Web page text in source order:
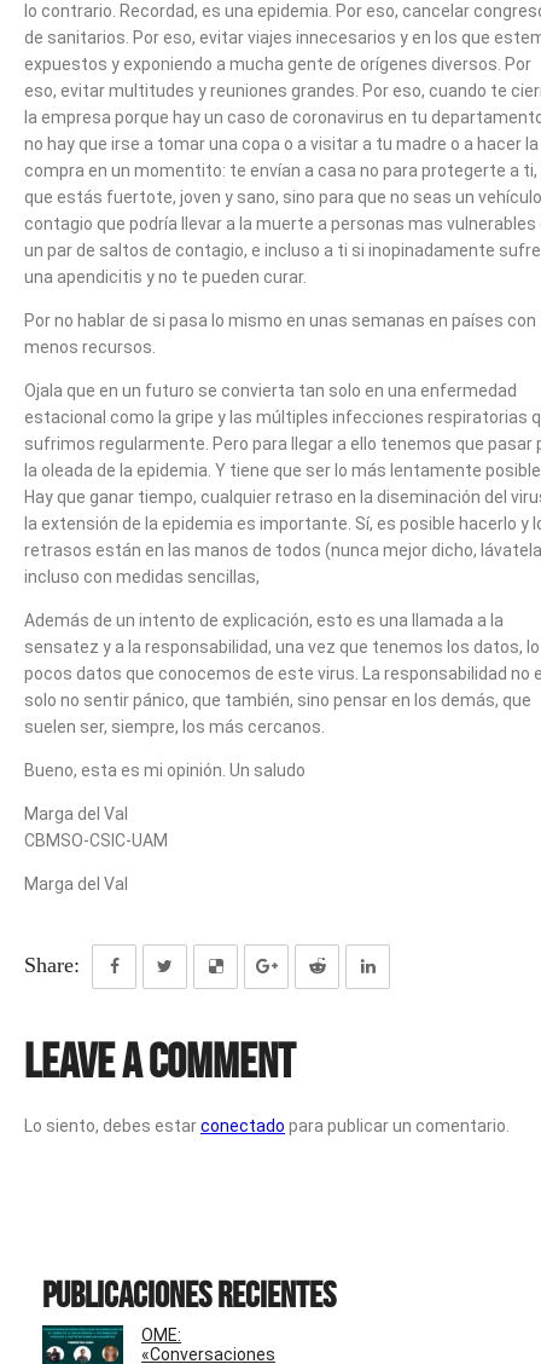
lo contrario. Recordad, es una epidemia. Por eso, cancelar
de sanitarios. Por eso, evitar viajes innecesarios y en los que
expuestos y exponiendo a mucha gente de orígenes diversos. Por
eso, evitar multitudes y reuniones grandes. Por eso, cuando te
la empresa porque hay un caso de coronavirus en tu
no hay que irse a tomar una copa o a visitar a tu madre o a hacer la
compra en un momentito: te envían a casa no para protegerte a ti,
que estás fuertote, joven y sano, sino para que no seas un
contagio que podría llevar a la muerte a personas mas vulnerables
un par de saltos de contagio, e incluso a ti si inopinadamente
una apendicitis y no te pueden curar.
Por no hablar de si pasa lo mismo en unas semanas en países con
menos recursos.
Ojala que en un futuro se convierta tan solo en una enfermedad
estacional como la gripe y las múltiples infecciones respiratorias
sufrimos regularmente. Pero para llegar a ello tenemos que pasar
la oleada de la epidemia. Y tiene que ser lo más lentamente
Hay que ganar tiempo, cualquier retraso en la diseminación del
la extensión de la epidemia es importante. Sí, es posible hacerlo y
retrasos están en las manos de todos (nunca mejor dicho,
incluso con medidas sencillas,
Además de un intento de explicación, esto es una llamada a la
sensatez y a la responsabilidad, una vez que tenemos los datos,
pocos datos que conocemos de este virus. La responsabilidad no
solo no sentir pánico, que también, sino pensar en los demás, que
suelen ser, siempre, los más cercanos.
Bueno, esta es mi opinión. Un saludo
Marga del Val
CBMSO-CSIC-UAM
Marga del Val
Share:
Leave a Comment
Lo siento, debes estarconectado para publicar un comentario.
Publicaciones recientes
OME:
«Conversaciones